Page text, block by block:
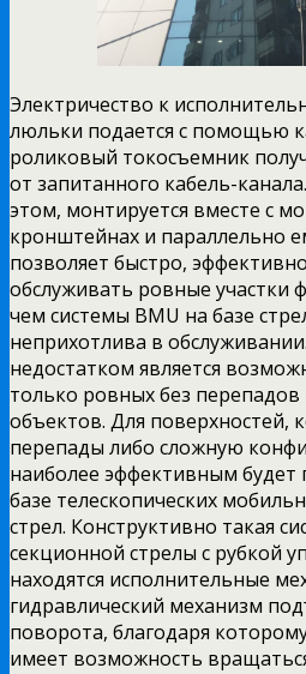
Электричество к
люльки подается с помощью
роликовый токосъемник
от запитанного кабель-
этом, монтируется вместе с
кронштейнах и параллельно
позволяет быстро,
обслуживать ровные участки
чем системы BMU на базе
неприхотлива в
недостатком является
только ровных без перепадов
объектов. Для поверхностей,
перепады либо сложную
наиболее эффективным будет
базе телескопических
стрел. Конструктивно такая
секционной стрелы с рубкой
находятся исполнительные
гидравлический механизм
поворота, благодаря
имеет возможность